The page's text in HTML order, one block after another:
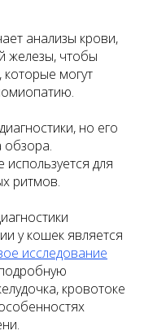
анализы крови,
железы, чтобы
которые могут
но его
обзора.
для
ритмов.
у кошек является
исследование
кровотоке